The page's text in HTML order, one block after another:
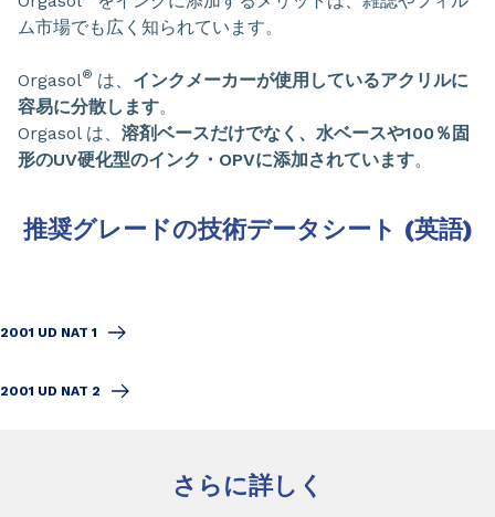
ム市場でも広く知られています。
Orgasol® は、 インクメーカーが使用しているアクリルに
容易に分散します。
Orgasol は、 溶剤ベースだけでなく、水ベースや100％固
形のUV硬化型のインク・OPVに添加されています。
推奨グレードの技術データシート (英語)
2001 UD NAT 1
2001 UD NAT 2
さらに詳しく